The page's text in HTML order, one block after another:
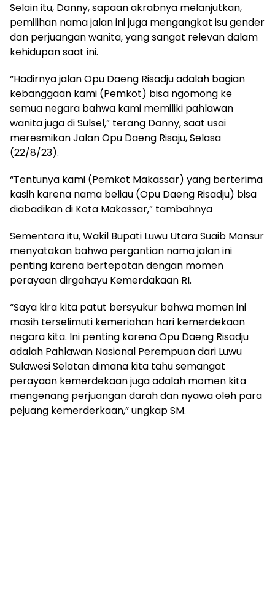
Selain itu, Danny, sapaan akrabnya melanjutkan,
pemilihan nama jalan ini juga mengangkat isu gender
dan perjuangan wanita, yang sangat relevan dalam
kehidupan saat ini.
“Hadirnya jalan Opu Daeng Risadju adalah bagian
kebanggaan kami (Pemkot) bisa ngomong ke
semua negara bahwa kami memiliki pahlawan
wanita juga di Sulsel,” terang Danny, saat usai
meresmikan Jalan Opu Daeng Risaju, Selasa
(22/8/23).
“Tentunya kami (Pemkot Makassar) yang berterima
kasih karena nama beliau (Opu Daeng Risadju) bisa
diabadikan di Kota Makassar,” tambahnya
Sementara itu, Wakil Bupati Luwu Utara Suaib Mansur
menyatakan bahwa pergantian nama jalan ini
penting karena bertepatan dengan momen
perayaan dirgahayu Kemerdakaan RI.
“Saya kira kita patut bersyukur bahwa momen ini
masih terselimuti kemeriahan hari kemerdekaan
negara kita. Ini penting karena Opu Daeng Risadju
adalah Pahlawan Nasional Perempuan dari Luwu
Sulawesi Selatan dimana kita tahu semangat
perayaan kemerdekaan juga adalah momen kita
mengenang perjuangan darah dan nyawa oleh para
pejuang kemerderkaan,” ungkap SM.